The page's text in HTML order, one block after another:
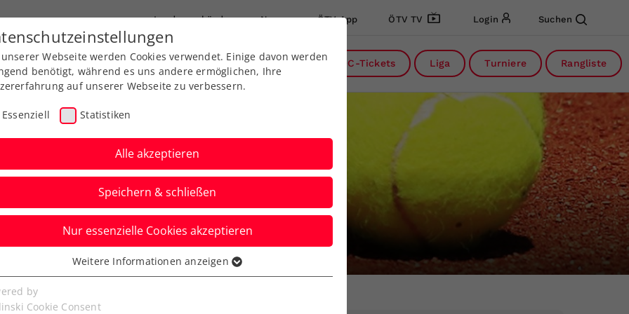
Landesverbände News ÖTV App ÖTV TV Login Suchen
Ausbildung Services Über uns DC-Tickets Liga Turniere Rangliste
Aktuelle News
Webseite werden Cookies verwendet. Einige davon werden
benötigt, während es uns andere ermöglichen, Ihre
auf unserer Webseite zu verbessern.
Essenziell Statistiken
Alle akzeptieren
Speichern & schließen
Nur essenzielle Cookies akzeptieren
Cookies werden für grundlegende Funktionen der
benötigt. Dadurch ist gewährleistet, dass die Webseite
Weitere Informationen anzeigen
by
Cookie Consent